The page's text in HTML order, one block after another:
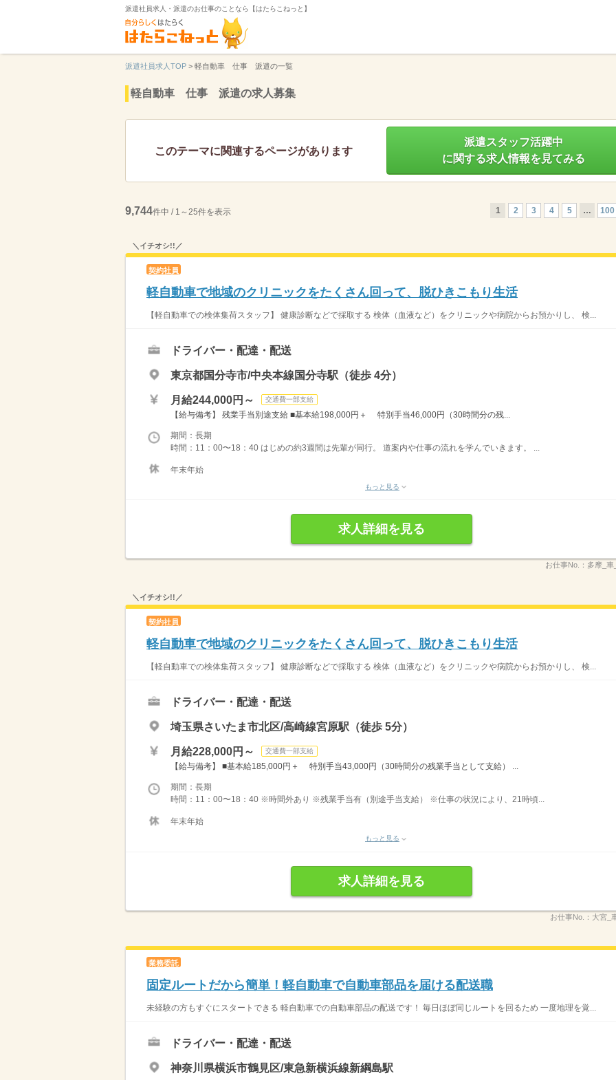
派遣社員求人・派遣のお仕事のことなら【はたらこねっと】
派遣社員求人TOP > 軽自動車 仕事 派遣の一覧
軽自動車 仕事 派遣の求人募集
このテーマに関連するページがあります
派遣スタッフ活躍中
に関する求人情報を見てみる
9,744件中 / 1～25件を表示 1 2 3 4 5 … 100
＼イチオシ!!／
契約社員
軽自動車で地域のクリニックをたくさん回って、脱ひきこもり生活
【軽自動車での検体集荷スタッフ】 健康診断などで採取する 検体（血液など）をクリニックや病院からお預かりし、 検...
ドライバー・配達・配送
東京都国分寺市/中央本線国分寺駅（徒歩 4分）
月給244,000円～ 交通費一部支給
【給与備考】 残業手当別途支給 ■基本給198,000円＋ 特別手当46,000円（30時間分の残...
期間：長期
時間：11：00〜18：40 はじめの約3週間は先輩が同行。 道案内や仕事の流れを学んでいきます。 ...
年末年始
もっと見る
求人詳細を見る
お仕事No.： 多摩_車
＼イチオシ!!／
契約社員
軽自動車で地域のクリニックをたくさん回って、脱ひきこもり生活
【軽自動車での検体集荷スタッフ】 健康診断などで採取する 検体（血液など）をクリニックや病院からお預かりし、 検...
ドライバー・配達・配送
埼玉県さいたま市北区/高崎線宮原駅（徒歩 5分）
月給228,000円～ 交通費一部支給
【給与備考】 ■基本給185,000円＋ 特別手当43,000円（30時間分の残業手当として支給） ...
期間：長期
時間：11：00〜18：40 ※時間外あり ※残業手当有（別途手当支給） ※仕事の状況により、21時頃...
年末年始
もっと見る
求人詳細を見る
お仕事No.： 大宮_
業務委託
固定ルートだから簡単！軽自動車で自動車部品を届ける配送職
未経験の方もすぐにスタートできる 軽自動車での自動車部品の配送です！ 毎日ほぼ同じルートを回るため 一度地理を覚...
ドライバー・配達・配送
神奈川県横浜市鶴見区/東急新横浜線新綱島駅